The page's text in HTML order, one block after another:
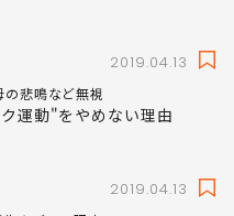
2019.04.13
悲鳴など無視
運動"をやめない理由
2019.04.13